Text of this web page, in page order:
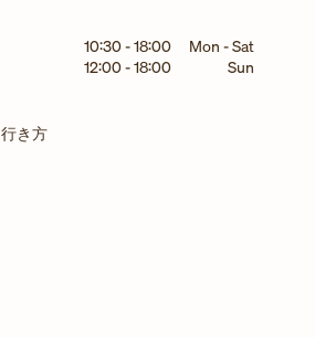
曜日時間 Mon - Sat
10:30-18:00
Sun
12:00-18:00
行き方Link Opens in New Tab